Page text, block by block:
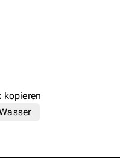
kopieren